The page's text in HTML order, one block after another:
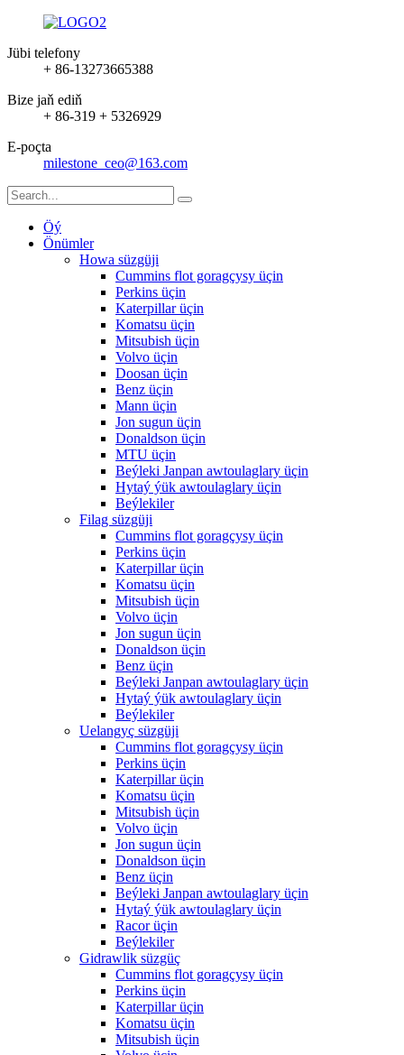
Jübi telefony
+ 86-13273665388
Bize jaň ediň
+ 86-319 + 5326929
E-poçta
milestone_ceo@163.com
Öý
Önümler
Howa süzgüji
Cummins flot goragçysy üçin
Perkins üçin
Katerpillar üçin
Komatsu üçin
Mitsubish üçin
Volvo üçin
Doosan üçin
Benz üçin
Mann üçin
Jon sugun üçin
Donaldson üçin
MTU üçin
Beýleki Janpan awtoulaglary üçin
Hytaý ýük awtoulaglary üçin
Beýlekiler
Filag süzgüji
Cummins flot goragçysy üçin
Perkins üçin
Katerpillar üçin
Komatsu üçin
Mitsubish üçin
Volvo üçin
Jon sugun üçin
Donaldson üçin
Benz üçin
Beýleki Janpan awtoulaglary üçin
Hytaý ýük awtoulaglary üçin
Beýlekiler
Uelangyç süzgüji
Cummins flot goragçysy üçin
Perkins üçin
Katerpillar üçin
Komatsu üçin
Mitsubish üçin
Volvo üçin
Jon sugun üçin
Donaldson üçin
Benz üçin
Beýleki Janpan awtoulaglary üçin
Hytaý ýük awtoulaglary üçin
Racor üçin
Beýlekiler
Gidrawlik süzgüç
Cummins flot goragçysy üçin
Perkins üçin
Katerpillar üçin
Komatsu üçin
Mitsubish üçin